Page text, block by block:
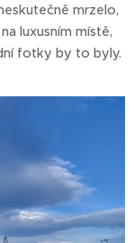
mrzelo,
luxusním místě,
fotky by to byly.